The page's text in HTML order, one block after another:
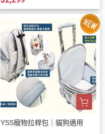
YSS寵物拉桿包｜貓狗適用